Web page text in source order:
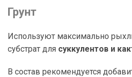
Грунт
Используют максимально
субстрат для суккулентов и
В состав рекомендуется